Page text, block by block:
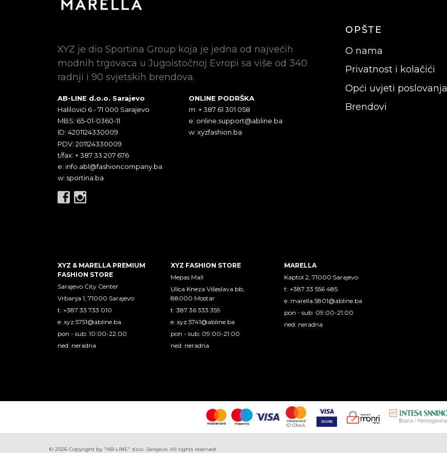
XYZ je dio Sportina Group koja je jedna od najvećih
modnih trgovaca u Jugoistočnoj Evropi sa više od 340
radnji i 90 svjetskih brendova.
AB-LINE d.o.o. Sarajevo
Halilovići 6 - 71 000 Sarajevo
MBS: 65-01-0360-11
ID: 4201124330009
PDV: 201124330009
t/fax: + 387 33 207 676
e: info.abl@fashioncompany.ba
w: sportina.ba
ONLINE PODRŠKA
m: + 387 61 301 058
e: online.support@abline.ba
w: xyzfashion.ba
OPŠTE
O nama
Privatnost i kolačići
Opći uvjeti poslovanja
Brendovi
XYZ & MARELLA PREMIUM
FASHION STORE
Sarajevo City Center
Vrbanja 1, 71000 Sarajevo
t: +387 33 733 010
e: xyz.5751@abline.ba
pon - sub: 10:00-22:00
ned: neradna
XYZ FASHION STORE
Mepas Mall
Ulica Kneza Višeslava bb,
88000 Mostar
t: 387 36 333 359
e:xyz.5741@abline.ba
pon - sub: 09:00-21:00
ned: neradna
MARELLA
Kaptol 2, 71000 Sarajevo
t: +387 33 556 485
e: marella.5801@abline.ba
pon - sub: 09:00-21:00
ned: neradna
© 2026 Copyright by "AB-LINE" d.o.o. Sarajevo. All rights reserved.